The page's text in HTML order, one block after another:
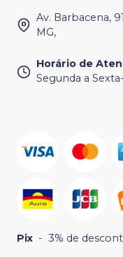
Av. Barbacena,
MG,
Horário de
Segunda a
Pix - 3% de